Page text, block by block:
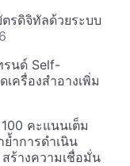
รดิจิทัลด้วยระบบ
รนด์ Self-
ครื่องสำอางเพิ่ม
คะแนนเต็ม
ย้ำการดำเนิน
ร้างความเชื่อมั่น